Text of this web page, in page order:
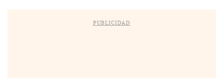
PUBLICIDAD